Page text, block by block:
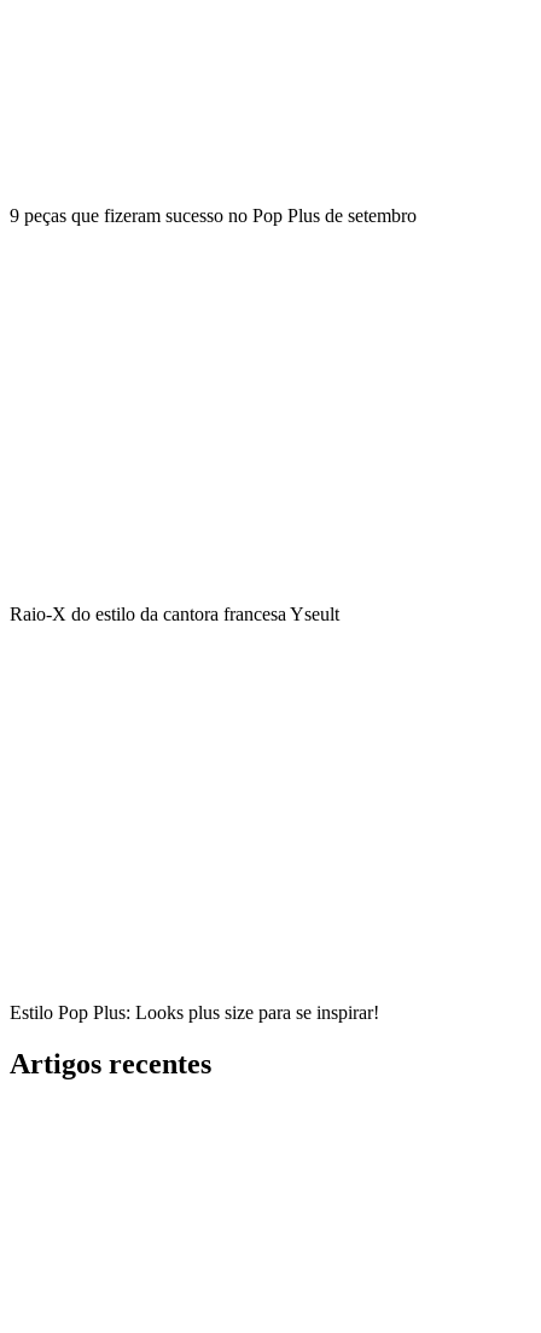
9 peças que fizeram sucesso no Pop Plus de setembro
Raio-X do estilo da cantora francesa Yseult
Estilo Pop Plus: Looks plus size para se inspirar!
Artigos recentes